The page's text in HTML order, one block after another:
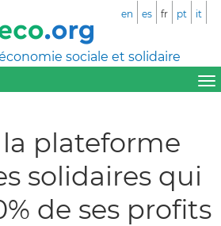
sociale et solidaire
en es fr pt it
la plateforme
solidaires qui
de ses profits